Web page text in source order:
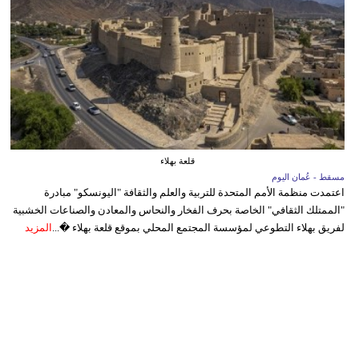
قلعة بهلاء
مسقط - عُمان اليوم
اعتمدت منظمة الأمم المتحدة للتربية والعلم والثقافة "اليونسكو" مبادرة
"الممتلك الثقافي" الخاصة بحرف الفخار والنحاس والمعادن والصناعات الخشبية
لفريق بهلاء التطوعي لمؤسسة المجتمع المحلي بموقع قلعة بهلاء �... المزيد